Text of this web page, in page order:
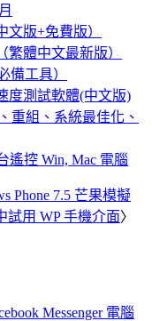
版+免費版）
繁體中文最新版）
備工具）
度測試軟體(中文版)
重組、系統最佳化、
遙控 Win, Mac 電腦
Phone 7.5 芒果模擬
試用 WP 手機介面〉
Messenger 電腦